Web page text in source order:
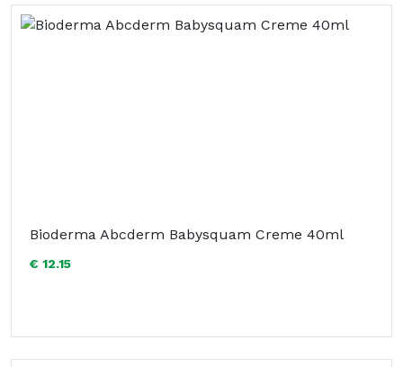
Bioderma Abcderm Babysquam Creme 40ml
€ 12.15